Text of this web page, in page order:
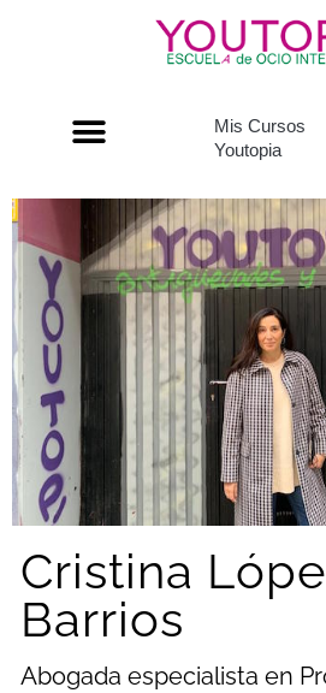
Mis Cursos
Youtopia
Cristina
Barrios
Abogada especialista en